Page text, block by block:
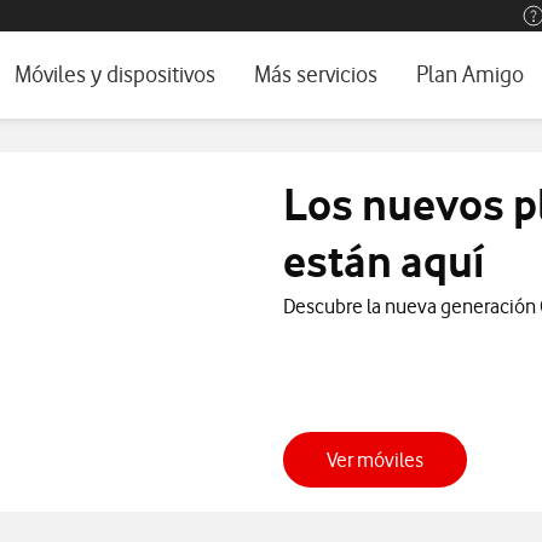
ayuda e idioma
Móviles y dispositivos Más servicios
Servicios avanzados
Plan Amigo
Los nuevos
están aquí
Descubre la nueva generación
Ver móviles